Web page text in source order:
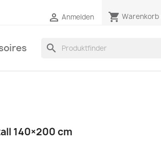
 Anmelden shopping_cart Warenkorb
search
140×200 cm